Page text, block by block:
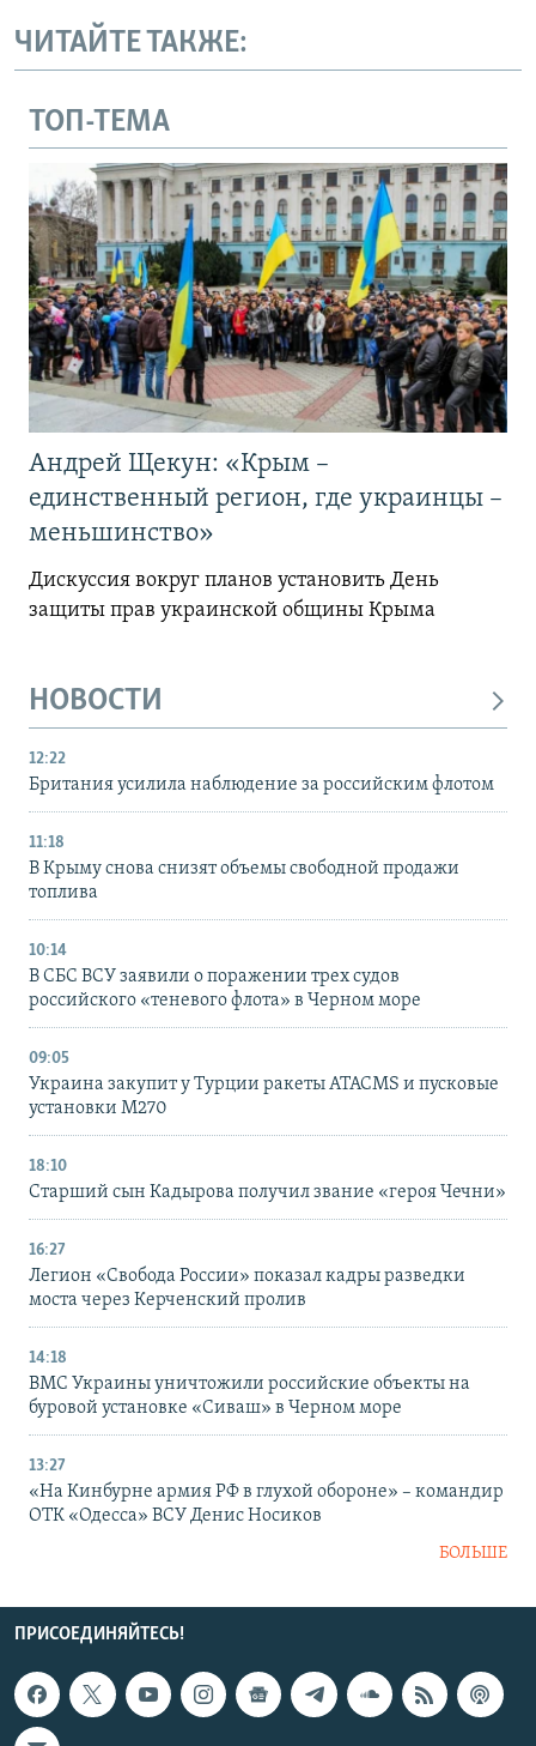
ЧИТАЙТЕ ТАКЖЕ:
ТОП-ТЕМА
Андрей Щекун: «Крым –
единственный регион, где украинцы –
меньшинство»
Дискуссия вокруг планов установить День
защиты прав украинской общины Крыма
НОВОСТИ
12:22
Британия усилила наблюдение за российским флотом
11:18
В Крыму снова снизят объемы свободной продажи
топлива
10:14
В СБС ВСУ заявили о поражении трех судов
российского «теневого флота» в Черном море
09:05
Украина закупит у Турции ракеты ATACMS и пусковые
установки M270
18:10
Старший сын Кадырова получил звание «героя Чечни»
16:27
Легион «Свобода России» показал кадры разведки
моста через Керченский пролив
14:18
ВМС Украины уничтожили российские объекты на
буровой установке «Сиваш» в Черном море
13:27
«На Кинбурне армия РФ в глухой обороне» – командир
ОТК «Одесса» ВСУ Денис Носиков
БОЛЬШЕ
ПРИСОЕДИНЯЙТЕСЬ!